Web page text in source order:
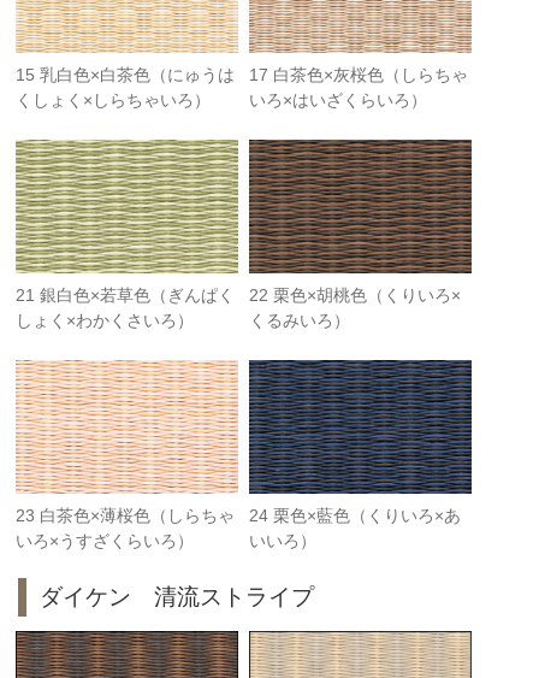
15 乳白色×白茶色（にゅうは
くしょく×しらちゃいろ）
17 白茶色×灰桜色（しらちゃ
いろ×はいざくらいろ）
21 銀白色×若草色（ぎんぱく
しょく×わかくさいろ）
22 栗色×胡桃色（くりいろ×
くるみいろ）
23 白茶色×薄桜色（しらちゃ
いろ×うすざくらいろ）
24 栗色×藍色（くりいろ×あ
いいろ）
ダイケン 清流ストライプ